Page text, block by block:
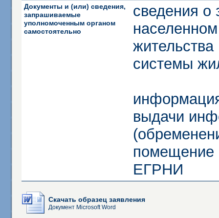
Документы и (или) сведения,
запрашиваемые
уполномоченным органом
самостоятельно
сведения
системы
выдачи
помещение
ЕГРНИ
Скачать образец заявления
Документ Microsoft Word